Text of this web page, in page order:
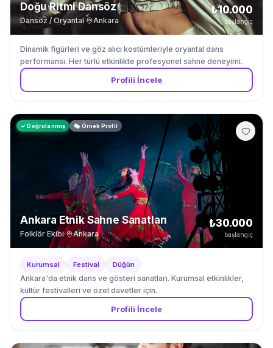
Doğu Ritmi Dansöz
Dansöz / Oryantal· Ankara
₺10.000
başlangıç
Dinamik figürleri ve göz alıcı kostümleriyle oryantal dans
performansı. Her türlü etkinlikte profesyonel sahne deneyimi.
Profili İncele
✓ Doğrulanmış 🎭 Örnek Profil
Ankara Etnik Sahne Sanatları
Folklör Ekibi· Ankara
₺30.000
başlangıç
Kurumsal Festival Düğün
Ankara'da etnik dans ve gösteri sanatları. Kurumsal etkinlikler,
kültür festivalleri ve özel davetler için.
Profili İncele